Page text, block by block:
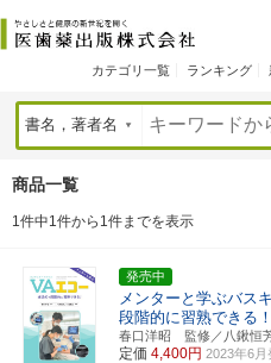
カテゴリ一覧 ランキング
商品一覧
1件中1件から1件までを表示
発売中
メンターと学ぶバス
段階的に習熟できる！
春口洋昭 監修／八鍬恒
定価 4,400円 2023年6月